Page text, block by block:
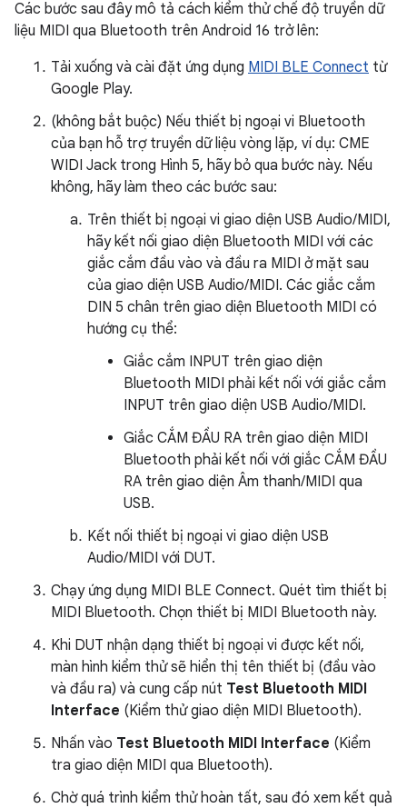
Các bước sau đây mô tả cách kiểm thử chế độ truyền dữ
liệu MIDI qua Bluetooth trên Android 16 trở lên:
Tải xuống và cài đặt ứng dụng MIDI BLE Connect từ
Google Play.
(không bắt buộc) Nếu thiết bị ngoại vi Bluetooth
của bạn hỗ trợ truyền dữ liệu vòng lặp, ví dụ: CME
WIDI Jack trong Hình 5, hãy bỏ qua bước này. Nếu
không, hãy làm theo các bước sau:
Trên thiết bị ngoại vi giao diện USB Audio/MIDI,
hãy kết nối giao diện Bluetooth MIDI với các
giắc cắm đầu vào và đầu ra MIDI ở mặt sau
của giao diện USB Audio/MIDI. Các giắc cắm
DIN 5 chân trên giao diện Bluetooth MIDI có
hướng cụ thể:
Giắc cắm INPUT trên giao diện
Bluetooth MIDI phải kết nối với giắc cắm
INPUT trên giao diện USB Audio/MIDI.
Giắc CẮM ĐẦU RA trên giao diện MIDI
Bluetooth phải kết nối với giắc CẮM ĐẦU
RA trên giao diện Âm thanh/MIDI qua
USB.
Kết nối thiết bị ngoại vi giao diện USB
Audio/MIDI với DUT.
Chạy ứng dụng MIDI BLE Connect. Quét tìm thiết bị
MIDI Bluetooth. Chọn thiết bị MIDI Bluetooth này.
Khi DUT nhận dạng thiết bị ngoại vi được kết nối,
màn hình kiểm thử sẽ hiển thị tên thiết bị (đầu vào
và đầu ra) và cung cấp nút Test Bluetooth MIDI
Interface (Kiểm thử giao diện MIDI Bluetooth).
Nhấn vào Test Bluetooth MIDI Interface (Kiểm
tra giao diện MIDI qua Bluetooth).
Chờ quá trình kiểm thử hoàn tất, sau đó xem kết quả